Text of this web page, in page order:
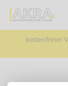
kostenfreier